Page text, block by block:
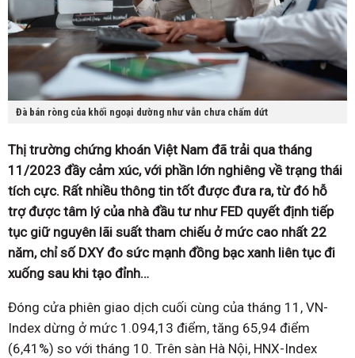
Đà bán ròng của khối ngoại dường như vẫn chưa chấm dứt
Thị trường chứng khoán Việt Nam đã trải qua tháng
11/2023 đầy cảm xúc, với phần lớn nghiêng về trạng thái
tích cực. Rất nhiều thông tin tốt được đưa ra, từ đó hỗ
trợ được tâm lý của nhà đầu tư như FED quyết định tiếp
tục giữ nguyên lãi suất tham chiếu ở mức cao nhất 22
năm, chỉ số DXY đo sức mạnh đồng bạc xanh liên tục đi
xuống sau khi tạo đỉnh…
Đóng cửa phiên giao dịch cuối cùng của tháng 11, VN-
Index dừng ở mức 1.094,13 điểm, tăng 65,94 điểm
(6,41%) so với tháng 10. Trên sàn Hà Nội, HNX-Index